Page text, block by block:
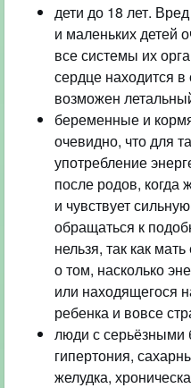
дети до 18 лет.
и маленьких детей
все системы их
сердце находится
возможен
беременные и
очевидно, что для
употребление
после родов, когда
и чувствует
обращаться к
нельзя, так как
о том, насколько
или находящегося
ребенка и вовсе
люди с серьёзными
гипертония,
желудка,